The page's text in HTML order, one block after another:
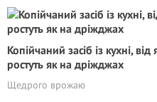
Копійчаний засіб із кухні,
ростуть як на дріжджах
Щедрого врожаю